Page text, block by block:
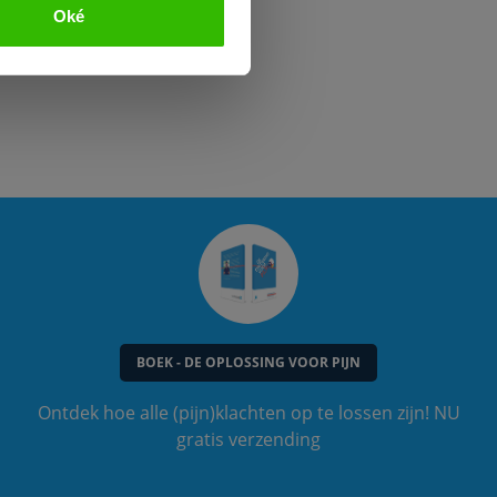
Oké
BOEK - DE OPLOSSING VOOR PIJN
Ontdek hoe alle (pijn)klachten op te lossen zijn! NU
gratis verzending